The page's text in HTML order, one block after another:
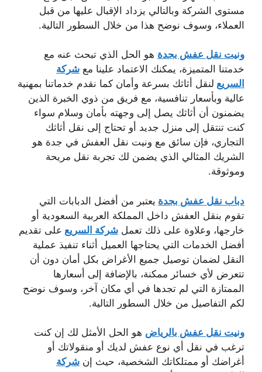
مستوى الشركة وبالتالي يزداد الإقبال عليها من قبل
العملاء، وسوف نوضح هذا من خلال السطور التالية.
ونيت نقل عفش بجدة هو الحل الذي تبحث عنه مع
خدمتنا المتميزة، يمكنك الاعتماد علينا مع شركة
السريع لنقل أثاثك بسرعة وأمان كما نقدم خدماتنا بمهنية
عالية وبأسعار تنافسية، مع فريق من ذوي الخبرة الذين
يضمنون أن أثاثك يصل إلى وجهته بأمان وسلام سواء
كنت تنتقل إلى منزل جديد أو تحتاج إلى نقل أثاثك
التجاري، فإن سائق مع ونيت نقل العفش في جدة هو
الشريك المثالي الذي يضمن لك تجربة نقل مريحة
وموثوقة.
دباب نقل عفش بجدة يعتبر من أفضل الدبابات التي
تقوم بنقل العفش داخل المملكة العربية السعودية أو
خارجها، وعلاوة على ذلك تعمل شركة السريع على تقديم
أفضل الخدمات التي يحتاجها العميل أثناء تنفيذ عملية
النقل لضمان توصيل جميع الأغراض بكل أمان دون أن
تتعرض لأي خسائر ممكنة، بالإضافة إلى أسعارها
الممتازة التي لم تجدها في أي مكان آخر، وسوف نوضح
لكم التفاصيل من خلال السطور التالية.
ونيت نقل عفش بالرياض هو الحل الأمثل لك إن كنت
ترغب في نقل أي نوع عفش لديك أو منقولاتك أو
أغراضك أو ممتلكاتك الشخصية، حيث إن شركة